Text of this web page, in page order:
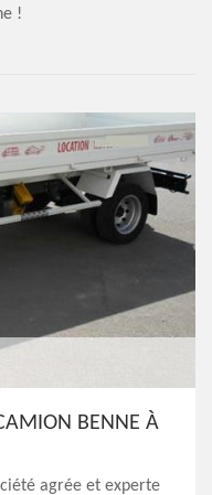
!
BENNE À
agrée et experte